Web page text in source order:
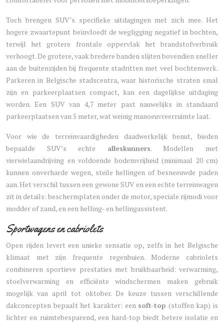
Toch brengen SUV’s specifieke uitdagingen met zich mee. Het
hogere zwaartepunt beïnvloedt de wegligging negatief in bochten,
terwijl het grotere frontale oppervlak het brandstofverbruik
verhoogt. De grotere, vaak bredere banden slijten bovendien sneller
aan de buitenzijden bij frequente stadritten met veel bochtenwerk.
Parkeren in Belgische stadscentra, waar historische straten smal
zijn en parkeerplaatsen compact, kan een dagelijkse uitdaging
worden. Een SUV van 4,7 meter past nauwelijks in standaard
parkeerplaatsen van 5 meter, wat weinig manoeuvreerruimte laat.
Voor wie de terreinvaardigheden daadwerkelijk benut, bieden
bepaalde SUV’s echte alleskunners. Modellen met
vierwielaandrijving en voldoende bodemvrijheid (minimaal 20 cm)
kunnen onverharde wegen, steile hellingen of besneeuwde paden
aan. Het verschil tussen een gewone SUV en een echte terreinwagen
zit in details: beschermplaten onder de motor, speciale rijmodi voor
modder of zand, en een helling- en hellingassistent.
Sportwagens en cabriolets
Open rijden levert een unieke sensatie op, zelfs in het Belgische
klimaat met zijn frequente regenbuien. Moderne cabriolets
combineren sportieve prestaties met bruikbaarheid: verwarming,
stoelverwarming en efficiënte windschermen maken gebruik
mogelijk van april tot oktober. De keuze tussen verschillende
dakconcepten bepaalt het karakter: een soft-top (stoffen kap) is
lichter en ruimtebesparend, een hard-top biedt betere isolatie en